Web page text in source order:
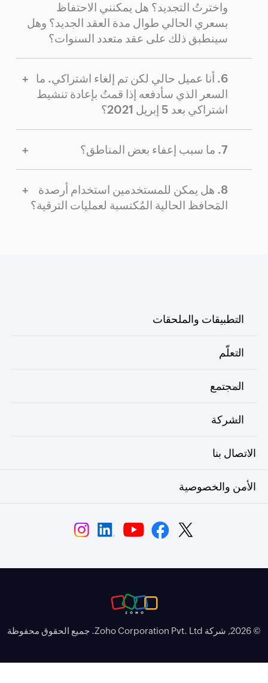
واخترتُ التجديد؟ هل يمكنني الاحتفاظ
بسعري الحالي طوال مدة العقد الجديد؟ وهل
سينطبق ذلك على عقد متعدد السنوات؟
أنا عميل حالي لكن تم إلغاء اشتراكي. ما
السعر الذي سأدفعه إذا قمتُ بإعادة تنشيط
اشتراكي بعد 5 إبريل 2021؟
ما سبب إعفاء بعض المناطق؟
هل يمكن للمستخدمين استخدام أرصدة
المَحافظ الحالية المُكتسبة لعمليات الترقية؟
التطبيقات والملحقات
التعلّم
المجتمع
الشركة
الاتصال بنا
الأمن والخصوصية
© 2026, شركة Zoho Corporation Pvt. Ltd. جميع الحقوق محفوظة